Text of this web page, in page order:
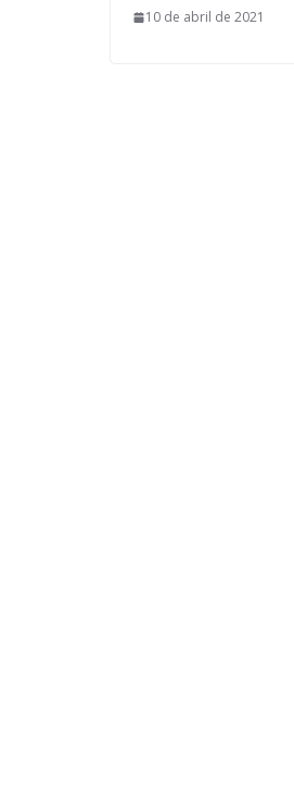
10 de abril de 2021